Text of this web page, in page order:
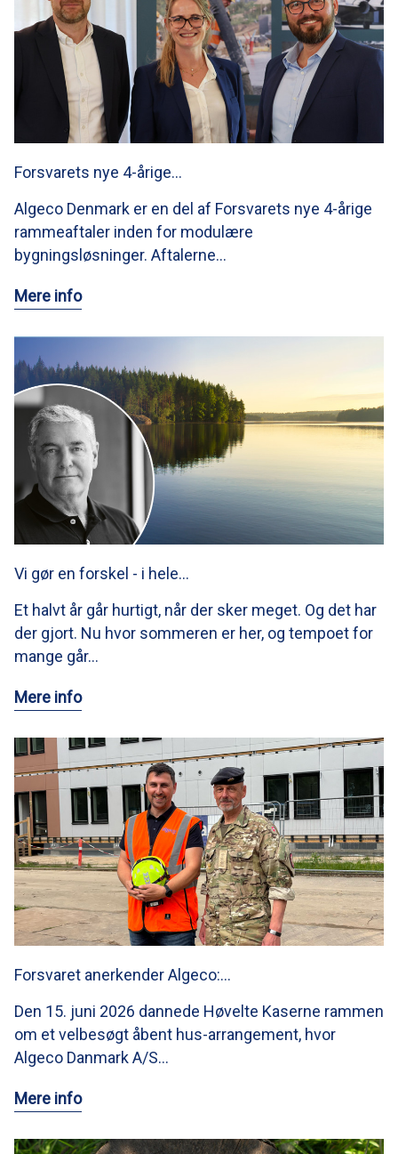
Forsvarets nye 4-årige…
Algeco Denmark er en del af Forsvarets nye 4-årige
rammeaftaler inden for modulære
bygningsløsninger. Aftalerne…
Mere info
Vi gør en forskel - i hele…
Et halvt år går hurtigt, når der sker meget. Og det har
der gjort. Nu hvor sommeren er her, og tempoet for
mange går…
Mere info
Forsvaret anerkender Algeco:…
Den 15. juni 2026 dannede Høvelte Kaserne rammen
om et velbesøgt åbent hus-arrangement, hvor
Algeco Danmark A/S…
Mere info